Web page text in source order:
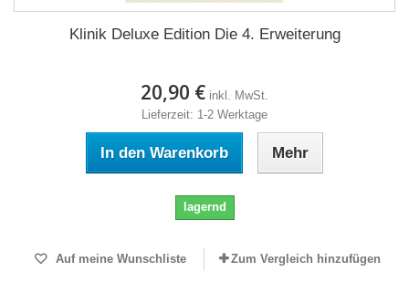
Klinik Deluxe Edition Die 4. Erweiterung
20,90 € inkl. MwSt.
Lieferzeit: 1-2 Werktage
In den Warenkorb Mehr
lagernd
Auf meine Wunschliste Zum Vergleich hinzufügen